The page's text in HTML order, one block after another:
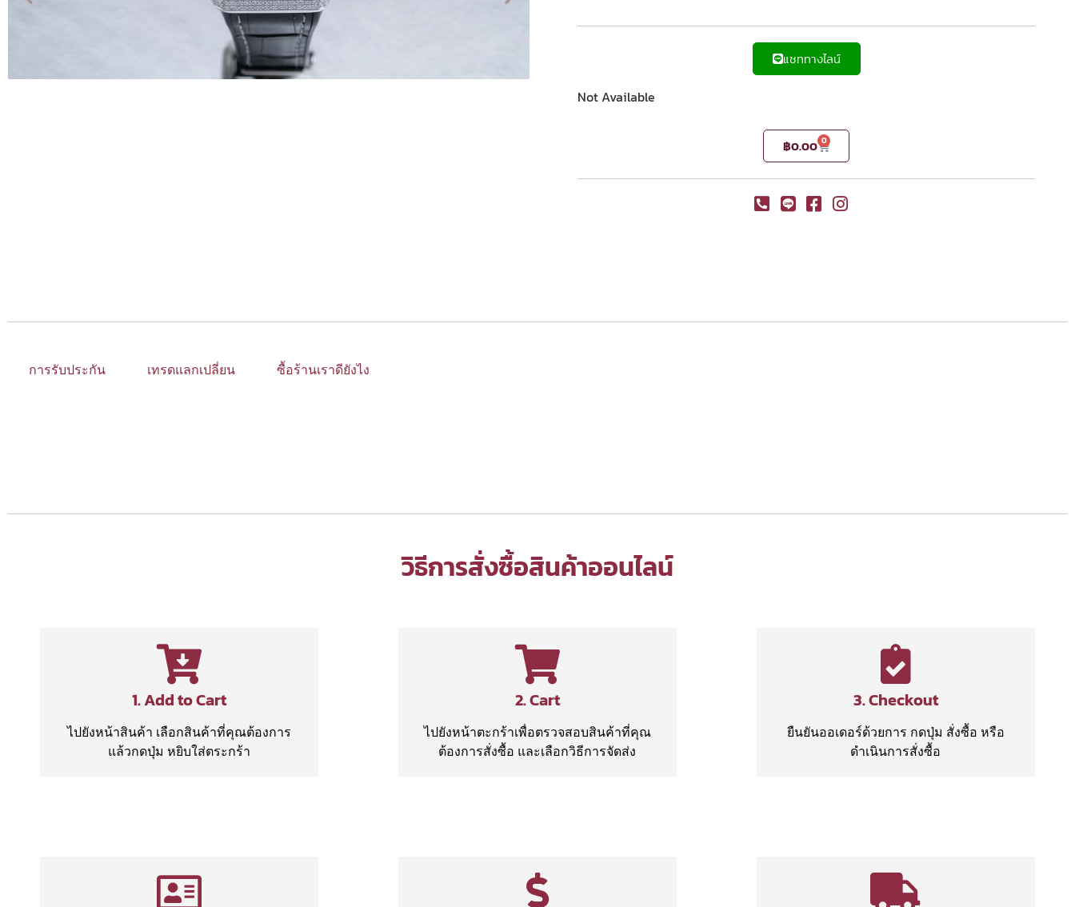
แชททางไลน์
Not Available
฿0.00 0
การรับประกัน เทรดแลกเปลี่ยน ซื้อร้านเราดียังไง
วิธีการสั่งซื้อสินค้าออนไลน์
1. Add to Cart
ไปยังหน้าสินค้า เลือกสินค้าที่คุณต้องการ
แล้วกดปุ่ม หยิบใส่ตระกร้า
2. Cart
ไปยังหน้าตะกร้าเพื่อตรวจสอบสินค้าที่คุณ
ต้องการสั่งซื้อ และเลือกวิธีการจัดส่ง
3. Checkout
ยืนยันออเดอร์ด้วยการ กดปุ่ม สั่งซื้อ หรือ
ดำเนินการสั่งซื้อ